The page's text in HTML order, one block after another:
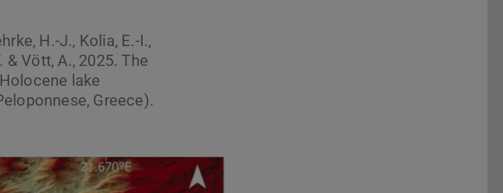
H.-J., Kolia, E.-I.,
& Vött, A., 2025. The
lake
Greece).